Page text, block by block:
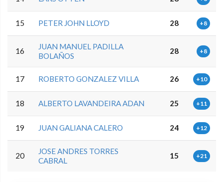
15 PETER JOHN LLOYD 28 +8
16
JUAN MANUEL PADILLA
BOLAÑOS
28 +8
17 ROBERTO GONZALEZ VILLA 26 +10
18 ALBERTO LAVANDEIRA ADAN 25 +11
19 JUAN GALIANA CALERO 24 +12
20
JOSE ANDRES TORRES
CABRAL
15 +21